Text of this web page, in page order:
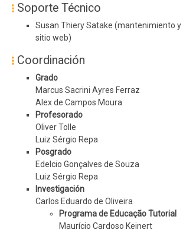
Soporte Técnico
Susan Thiery Satake (mantenimiento y
sitio web)
Coordinación
Grado
Marcus Sacrini Ayres Ferraz
Alex de Campos Moura
Profesorado
Oliver Tolle
Luiz Sérgio Repa
Posgrado
Edelcio Gonçalves de Souza
Luiz Sérgio Repa
Investigación
Carlos Eduardo de Oliveira
Programa de Educação Tutorial
Maurício Cardoso Keinert